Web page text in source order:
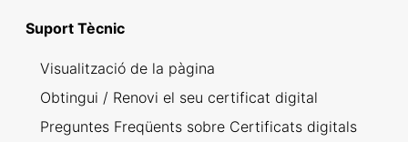
Suport Tècnic
Visualització de la pàgina
Obtingui / Renovi el seu certificat digital
Preguntes Freqüents sobre Certificats digitals